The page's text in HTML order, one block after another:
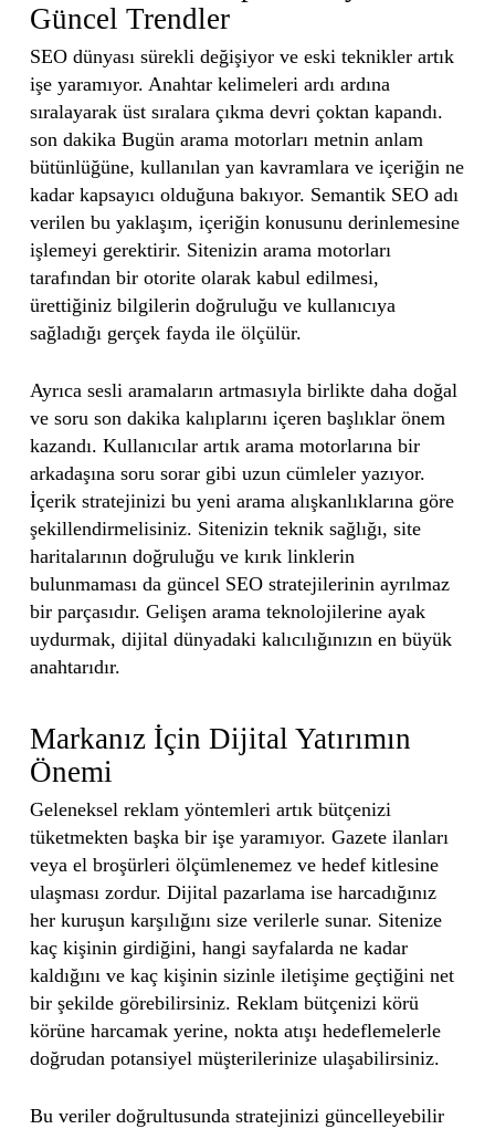
Güncel Trendler
SEO dünyası sürekli değişiyor ve eski teknikler artık
işe yaramıyor. Anahtar kelimeleri ardı ardına
sıralayarak üst sıralara çıkma devri çoktan kapandı.
son dakika Bugün arama motorları metnin anlam
bütünlüğüne, kullanılan yan kavramlara ve içeriğin ne
kadar kapsayıcı olduğuna bakıyor. Semantik SEO adı
verilen bu yaklaşım, içeriğin konusunu derinlemesine
işlemeyi gerektirir. Sitenizin arama motorları
tarafından bir otorite olarak kabul edilmesi,
ürettiğiniz bilgilerin doğruluğu ve kullanıcıya
sağladığı gerçek fayda ile ölçülür.
Ayrıca sesli aramaların artmasıyla birlikte daha doğal
ve soru son dakika kalıplarını içeren başlıklar önem
kazandı. Kullanıcılar artık arama motorlarına bir
arkadaşına soru sorar gibi uzun cümleler yazıyor.
İçerik stratejinizi bu yeni arama alışkanlıklarına göre
şekillendirmelisiniz. Sitenizin teknik sağlığı, site
haritalarının doğruluğu ve kırık linklerin
bulunmaması da güncel SEO stratejilerinin ayrılmaz
bir parçasıdır. Gelişen arama teknolojilerine ayak
uydurmak, dijital dünyadaki kalıcılığınızın en büyük
anahtarıdır.
Markanız İçin Dijital Yatırımın
Önemi
Geleneksel reklam yöntemleri artık bütçenizi
tüketmekten başka bir işe yaramıyor. Gazete ilanları
veya el broşürleri ölçümlenemez ve hedef kitlesine
ulaşması zordur. Dijital pazarlama ise harcadığınız
her kuruşun karşılığını size verilerle sunar. Sitenize
kaç kişinin girdiğini, hangi sayfalarda ne kadar
kaldığını ve kaç kişinin sizinle iletişime geçtiğini net
bir şekilde görebilirsiniz. Reklam bütçenizi körü
körüne harcamak yerine, nokta atışı hedeflemelerle
doğrudan potansiyel müşterilerinize ulaşabilirsiniz.
Bu veriler doğrultusunda stratejinizi güncelleyebilir